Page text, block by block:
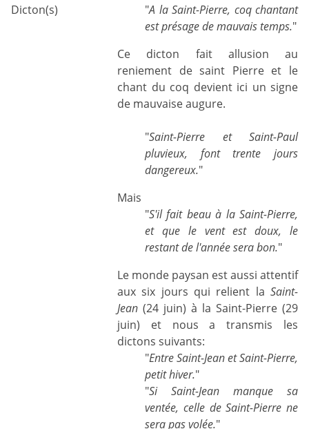
Dicton(s)
"A la Saint-Pierre, coq chantant
est présage de mauvais temps."
Ce dicton fait allusion au
reniement de saint Pierre et le
chant du coq devient ici un signe
de mauvaise augure.
"Saint-Pierre et Saint-Paul
pluvieux, font trente jours
dangereux."
Mais
"S'il fait beau à la Saint-Pierre,
et que le vent est doux, le
restant de l'année sera bon."
Le monde paysan est aussi attentif
aux six jours qui relient la Saint-
Jean (24 juin) à la Saint-Pierre (29
juin) et nous a transmis les
dictons suivants:
"Entre Saint-Jean et Saint-Pierre,
petit hiver."
"Si Saint-Jean manque sa
ventée, celle de Saint-Pierre ne
sera pas volée."